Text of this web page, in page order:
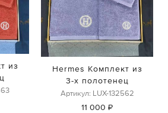
из
Hermes Комплект из
3-х полотенец
Артикул: LUX-132562
11 000 ₽